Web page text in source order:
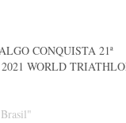
CONQUISTA 21ª
WORLD